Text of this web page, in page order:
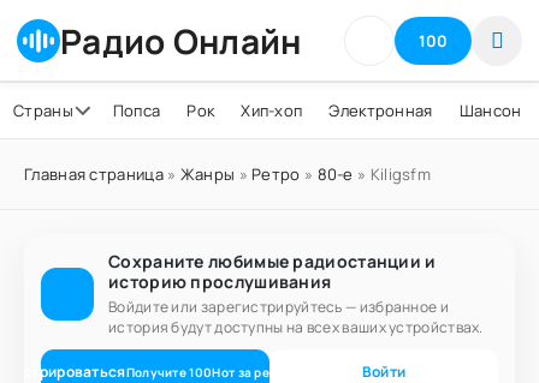
Радио Онлайн 100
Страны Попса Рок Хип-хоп Электронная Шансон
Главная страница» Жанры » Ретро » 80-е » Kiligsfm
Сохраните любимые радиостанции и
историю прослушивания
Войдите или зарегистрируйтесь — избранное и
история будут доступны на всех ваших устройствах.
Получите100Нот за регистрацию Войти